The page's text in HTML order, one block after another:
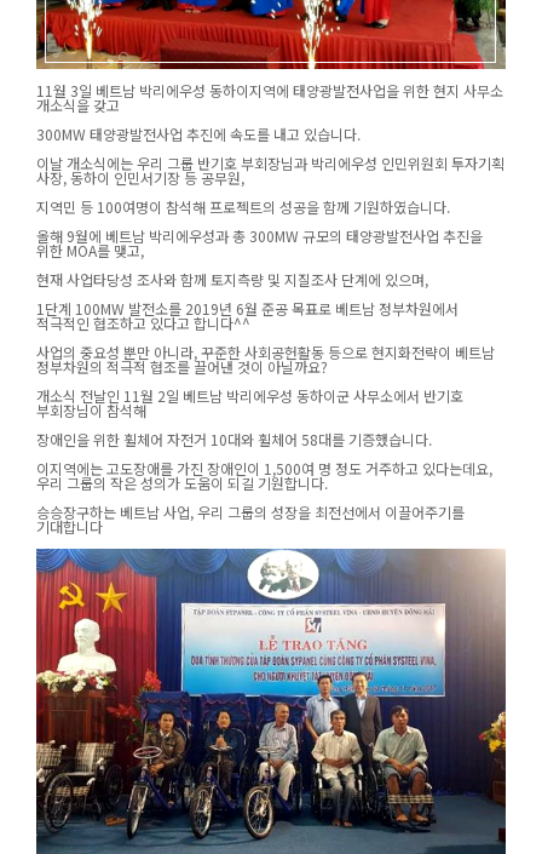
11월 3일 베트남 박리에우성 동하이지역에 태양광발전사업을 위한 현지 사무소
개소식을 갖고
300MW 태양광발전사업 추진에 속도를 내고 있습니다.
이날 개소식에는 우리 그룹 반기호 부회장님과 박리에우성 인민위원회 투자기획
사장, 동하이 인민서기장 등 공무원,
지역민 등 100여명이 참석해 프로젝트의 성공을 함께 기원하였습니다.
올해 9월에 베트남 박리에우성과 총 300MW 규모의 태양광발전사업 추진을
위한 MOA를 맺고,
현재 사업타당성 조사와 함께 토지측량 및 지질조사 단계에 있으며,
1단계 100MW 발전소를 2019년 6월 준공 목표로 베트남 정부차원에서
적극적인 협조하고 있다고 합니다^^
사업의 중요성 뿐만 아니라, 꾸준한 사회공헌활동 등으로 현지화전략이 베트남
정부차원의 적극적 협조를 끌어낸 것이 아닐까요?
개소식 전날인 11월 2일 베트남 박리에우성 동하이군 사무소에서 반기호
부회장님이 참석해
장애인을 위한 휠체어 자전거 10대와 휠체어 58대를 기증했습니다.
이지역에는 고도장애를 가진 장애인이 1,500여 명 정도 거주하고 있다는데요,
우리 그룹의 작은 성의가 도움이 되길 기원합니다.
승승장구하는 베트남 사업, 우리 그룹의 성장을 최전선에서 이끌어주기를
기대합니다